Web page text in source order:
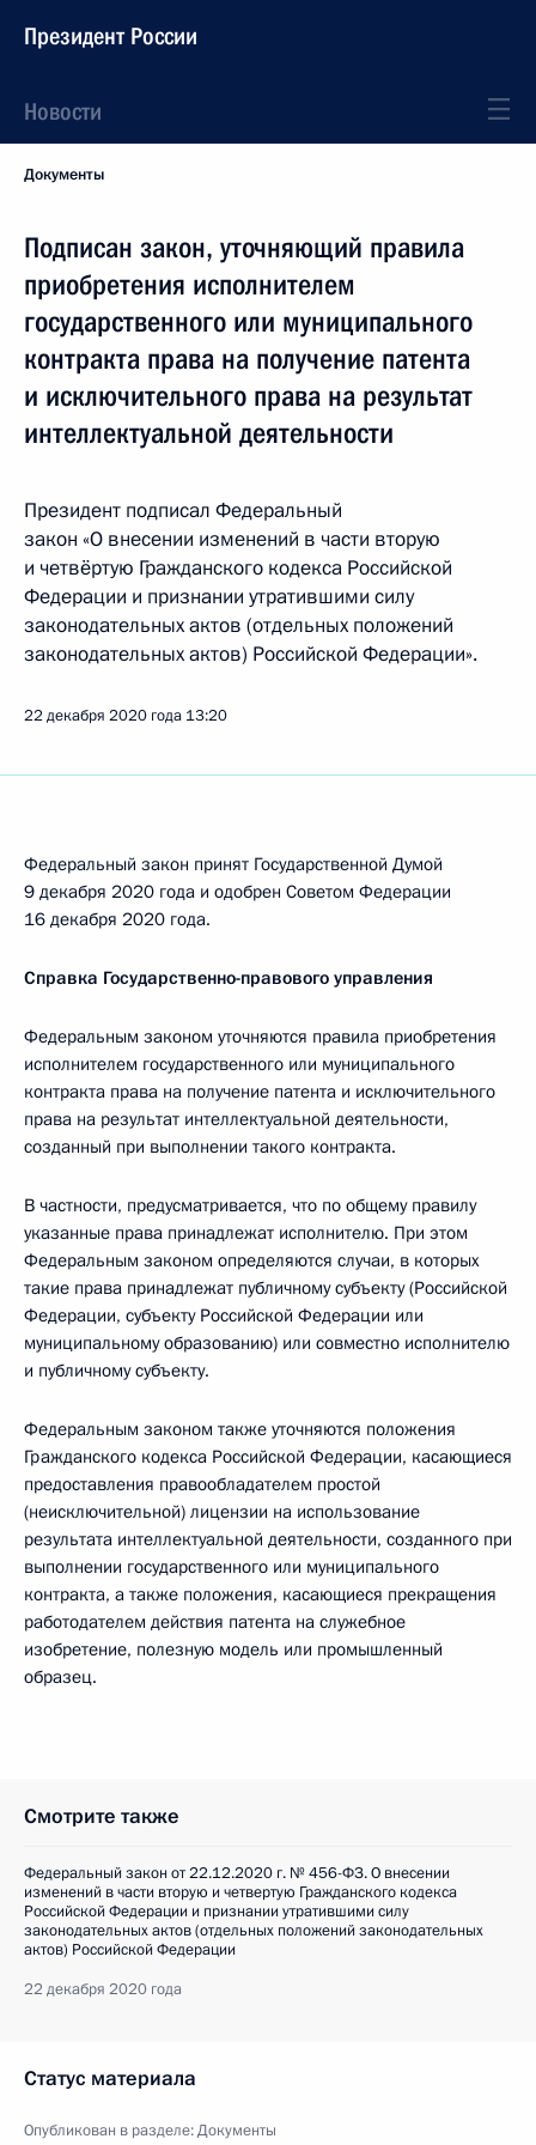
Президент России
Новости
Документы
Подписан закон, уточняющий правила
приобретения исполнителем
государственного или муниципального
контракта права на получение патента
и исключительного права на результат
интеллектуальной деятельности
Президент подписал Федеральный
закон «О внесении изменений в части вторую
и четвёртую Гражданского кодекса Российской
Федерации и признании утратившими силу
законодательных актов (отдельных положений
законодательных актов) Российской Федерации».
22 декабря 2020 года 13:20
Федеральный закон принят Государственной Думой
9 декабря 2020 года и одобрен Советом Федерации
16 декабря 2020 года.
Справка Государственно-правового управления
Федеральным законом уточняются правила приобретения
исполнителем государственного или муниципального
контракта права на получение патента и исключительного
права на результат интеллектуальной деятельности,
созданный при выполнении такого контракта.
В частности, предусматривается, что по общему правилу
указанные права принадлежат исполнителю. При этом
Федеральным законом определяются случаи, в которых
такие права принадлежат публичному субъекту (Российской
Федерации, субъекту Российской Федерации или
муниципальному образованию) или совместно исполнителю
и публичному субъекту.
Федеральным законом также уточняются положения
Гражданского кодекса Российской Федерации, касающиеся
предоставления правообладателем простой
(неисключительной) лицензии на использование
результата интеллектуальной деятельности, созданного при
выполнении государственного или муниципального
контракта, а также положения, касающиеся прекращения
работодателем действия патента на служебное
изобретение, полезную модель или промышленный
образец.
Смотрите также
Федеральный закон от 22.12.2020 г. № 456-ФЗ. О внесении
изменений в части вторую и четвертую Гражданского кодекса
Российской Федерации и признании утратившими силу
законодательных актов (отдельных положений законодательных
актов) Российской Федерации
22 декабря 2020 года
Статус материала
Опубликован в разделе:Документы